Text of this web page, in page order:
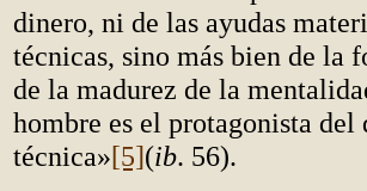
dinero, ni de las ayudas
técnicas, sino más bien de la
de la madurez de la
hombre es el protagonista
técnica»[5](ib. 56).